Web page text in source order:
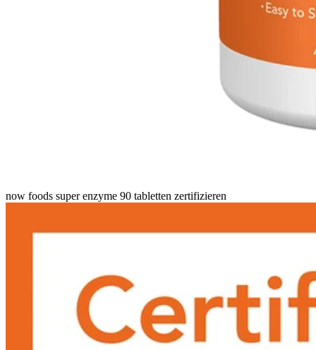
now foods super enzyme 90 tabletten zertifizieren